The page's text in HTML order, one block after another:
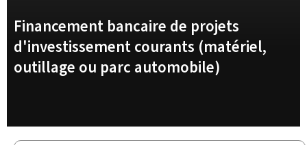
Financement bancaire de projets
d'investissement courants (matériel,
outillage ou parc automobile)